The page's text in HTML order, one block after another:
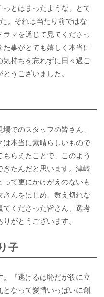
とはまったような、とて
。それは当たり前ではな
ラマを通じて見てくださっ
事がとても嬉しく本当に
持ちを忘れずに日々過ご
うございました。
でのスタッフの皆さん、
本当に素晴らしいもので
らえたことで、このよう
たんだと思います。津崎
て更にかけがえのないも
んをはじめ、数え切れな
くださった皆さん、選考
がとうございます。
子
『逃げるは恥だが役に立
なって愛情いっぱいに創